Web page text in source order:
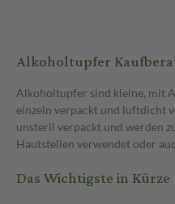
Alkoholtupfer
Alkoholtupfer sind kleine, mit
einzeln verpackt und luftdicht
unsteril verpackt und werden
Hautstellen verwendet oder
Das Wichtigste in Kürze